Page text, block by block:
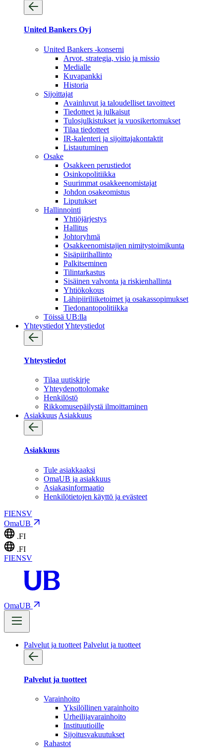
United Bankers Oyj
United Bankers -konserni
Arvot, strategia, visio ja missio
Medialle
Kuvapankki
Historia
Sijoittajat
Avainluvut ja taloudelliset tavoitteet
Tiedotteet ja julkaisut
Tulosjulkistukset ja vuosikertomukset
Tilaa tiedotteet
IR-kalenteri ja sijoittajakontaktit
Listautuminen
Osake
Osakkeen perustiedot
Osinkopolitiikka
Suurimmat osakkeenomistajat
Johdon osakeomistus
Liputukset
Hallinnointi
Yhtiöjärjestys
Hallitus
Johtoryhmä
Osakkeenomistajien nimitystoimikunta
Sisäpiirihallinto
Palkitseminen
Tilintarkastus
Sisäinen valvonta ja riskienhallinta
Yhtiökokous
Lähipiiriliiketoimet ja osakassopimukset
Tiedonantopolitiikka
Töissä UB:lla
YhteystiedotYhteystiedot
Yhteystiedot
Tilaa uutiskirje
Yhteydenotto­lomake
Henkilöstö
Rikkomusepäilystä ilmoittaminen
Asiakkuus Asiakkuus
Asiakkuus
Tule asiakkaaksi
OmaUB ja asiakkuus
Asiakasinformaatio
Henkilötietojen käyttö ja evästeet
FIENSV
OmaUB
.FI
.FI
FIENSV
OmaUB
Palvelut ja tuotteet Palvelut ja tuotteet
Palvelut ja tuotteet
Varainhoito
Yksilöllinen varainhoito
Urheilijavarainhoito
Instituutioille
Sijoitusvakuutukset
Rahastot